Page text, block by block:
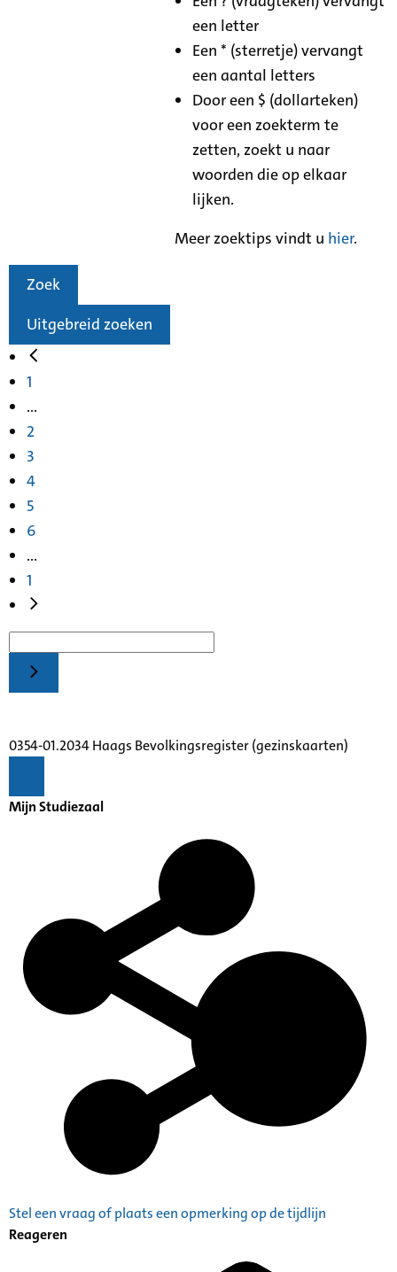
een letter
Een * (sterretje) vervangt
een aantal letters
Door een $ (dollarteken)
voor een zoekterm te
zetten, zoekt u naar
woorden die op elkaar
lijken.
Meer zoektips vindt u hier.
Zoek
Uitgebreid zoeken
1
...
2
3
4
5
6
...
1
0354-01.2034 Haags Bevolkingsregister (gezinskaarten)
Mijn Studiezaal
Stel een vraag of plaats een opmerking op de tijdlijn
Reageren